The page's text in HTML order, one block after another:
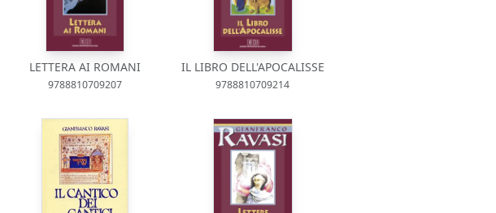
LETTERA AI ROMANI
9788810709207
IL LIBRO DELL'APOCALISSE
9788810709214